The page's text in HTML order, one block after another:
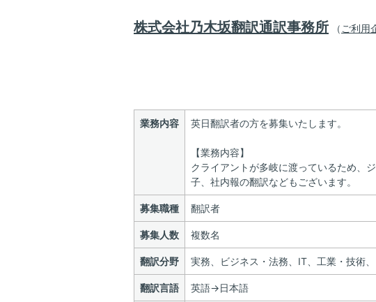
株式会社乃木坂翻訳通訳事務所 （ ご利用
業務内容 英日翻訳者の方を募集いたします。
【業務内容】
クライアントが多岐に渡っているため、
子、社内報の翻訳などもございます。
募集職種 翻訳者
募集人数 複数名
翻訳分野 実務、ビジネス・法務、IT、工業・技術
翻訳言語 英語→日本語